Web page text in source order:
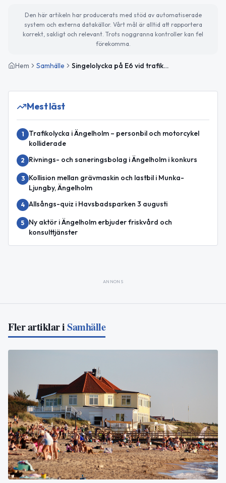
Den här artikeln har producerats med stöd av automatiserade
system och externa datakällor. Vårt mål är alltid att rapportera
korrekt, sakligt och relevant. Trots noggranna kontroller kan fel
förekomma.
Hem Samhälle Singelolycka på E6 vid trafikplats Höja utanför Ängelholm
Mest läst
1
Trafikolycka i Ängelholm – personbil och motorcykel
kolliderade
2 Rivnings- och saneringsbolag i Ängelholm i konkurs
3
Kollision mellan grävmaskin och lastbil i Munka-
Ljungby, Ängelholm
4 Allsångs-quiz i Havsbadsparken 3 augusti
5
Ny aktör i Ängelholm erbjuder friskvård och
konsulttjänster
ANNONS
Fler artiklar iSamhälle